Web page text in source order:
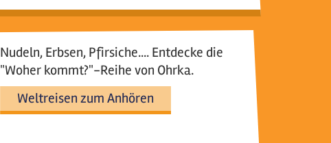
Nudeln, Erbsen, Pfirsiche.... Entdecke die
"Woher kommt?"-Reihe von Ohrka.
Weltreisen zum Anhören